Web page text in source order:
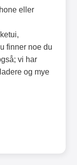
eller
finner noe du
vi har
og mye